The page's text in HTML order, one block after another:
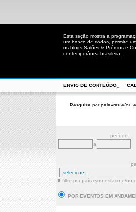
Esta seção mostra a
um banco de dados, permite
os blogs Salões & Prêmios e
contemporânea brasileira.
ENVIO DE CONTEÚDO_
Pesquise por palavras e/ou
período_
a
filtre por país e/ou estado e/ou
POR EVENTOS EM